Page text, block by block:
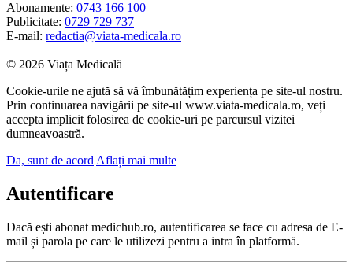
Abonamente: 0743 166 100
Publicitate: 0729 729 737
E-mail: redactia@viata-medicala.ro
© 2026 Viața Medicală
Cookie-urile ne ajută să vă îmbunătățim experiența pe site-ul nostru.
Prin continuarea navigării pe site-ul www.viata-medicala.ro, veți
accepta implicit folosirea de cookie-uri pe parcursul vizitei
dumneavoastră.
Da, sunt de acord Aflați mai multe
Autentificare
Dacă ești abonat medichub.ro, autentificarea se face cu adresa de E-
mail și parola pe care le utilizezi pentru a intra în platformă.